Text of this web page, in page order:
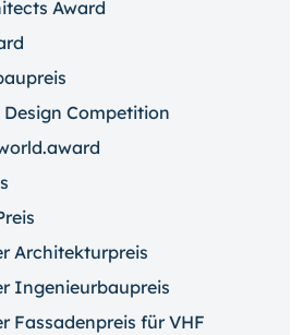
Award
Competition
Architekturpreis
Ingenieurbaupreis
Fassadenpreis für VHF